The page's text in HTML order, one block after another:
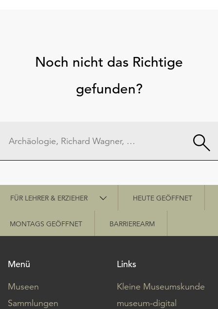
Noch nicht das Richtige
gefunden?
Schnellzugriff
FÜR LEHRER & ERZIEHER HEUTE GEÖFFNET
MONTAGS GEÖFFNET BARRIEREARM
Menü
Museen
Sammlungen
Links
Kleine Museumskunde
museum-digital